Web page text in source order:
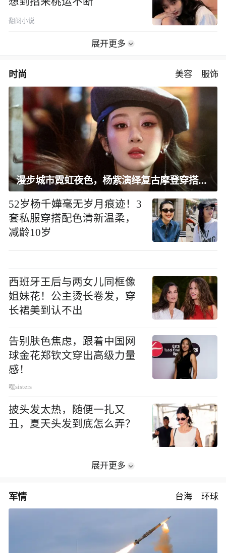
翻阅小说
展开更多
时尚 美容 服饰
漫步城市霓虹夜色，杨紫演绎复古摩登穿搭范本
52岁杨千嬅毫无岁月痕迹！3
套私服穿搭配色清新温柔，
减龄10岁
西班牙王后与两女儿同框像
姐妹花！公主烫长卷发，穿
长裙美到认不出
告别肤色焦虑，跟着中国网
球金花郑钦文穿出高级力量
感！
嘿sisters
披头发太热，随便一扎又
丑，夏天头发到底怎么弄？
展开更多
军情 台海 环球